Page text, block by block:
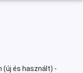
(új és használt) -